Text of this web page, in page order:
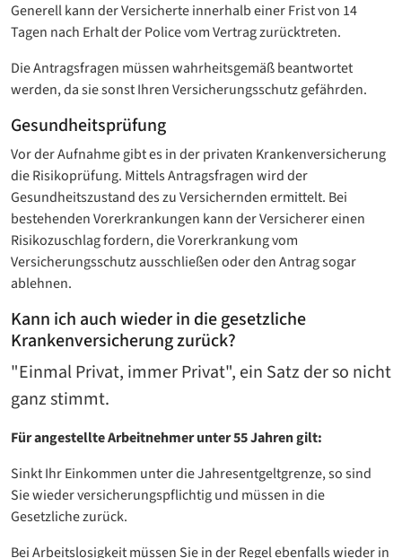
Generell kann der Versicherte innerhalb einer Frist von 14
Tagen nach Erhalt der Police vom Vertrag zurücktreten.
Die Antragsfragen müssen wahrheitsgemäß beantwortet
werden, da sie sonst Ihren Versicherungsschutz gefährden.
Gesundheitsprüfung
Vor der Aufnahme gibt es in der privaten Krankenversicherung
die Risikoprüfung. Mittels Antragsfragen wird der
Gesundheitszustand des zu Versichernden ermittelt. Bei
bestehenden Vorerkrankungen kann der Versicherer einen
Risikozuschlag fordern, die Vorerkrankung vom
Versicherungsschutz ausschließen oder den Antrag sogar
ablehnen.
Kann ich auch wieder in die gesetzliche
Krankenversicherung zurück?
"Einmal Privat, immer Privat", ein Satz der so nicht
ganz stimmt.
Für angestellte Arbeitnehmer unter 55 Jahren gilt:
Sinkt Ihr Einkommen unter die Jahresentgeltgrenze, so sind
Sie wieder versicherungspflichtig und müssen in die
Gesetzliche zurück.
Bei Arbeitslosigkeit müssen Sie in der Regel ebenfalls wieder in